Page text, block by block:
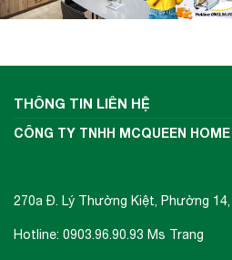
THÔNG TIN LIÊN HỆ
CÔNG TY TNHH MCQUEEN HOME
270a Đ. Lý Thường Kiệt, Phường 14,
Hotline: 0903.96.90.93 Ms Trang